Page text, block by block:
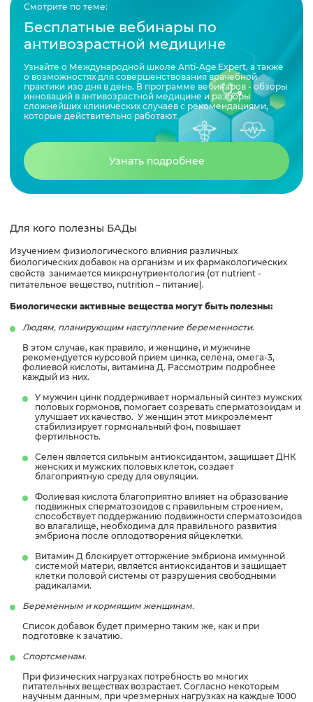
Смотрите по теме:
Бесплатные вебинары по
антивозрастной медицине
Узнайте о Международной школе Anti-Age Expert, а также
о возможностях для совершенствования врачебной
практики изо дня в день. В программе вебинаров - обзоры
инноваций в антивозрастной медицине и разборы
сложнейших клинических случаев с рекомендациями,
которые действительно работают.
Узнать подробнее
Для кого полезны БАДы
Изучением физиологического влияния различных
биологических добавок на организм и их фармакологических
свойств занимается микронутриентология (от nutrient -
питательное вещество, nutrition – питание).
Биологически активные вещества могут быть полезны:
Людям, планирующим наступление беременности.
В этом случае, как правило, и женщине, и мужчине
рекомендуется курсовой прием цинка, селена, омега-3,
фолиевой кислоты, витамина Д. Рассмотрим подробнее
каждый из них.
У мужчин цинк поддерживает нормальный синтез мужских
половых гормонов, помогает созревать сперматозоидам и
улучшает их качество. У женщин этот микроэлемент
стабилизирует гормональный фон, повышает
фертильность.
Селен является сильным антиоксидантом, защищает ДНК
женских и мужских половых клеток, создает
благоприятную среду для овуляции.
Фолиевая кислота благоприятно влияет на образование
подвижных сперматозоидов с правильным строением,
способствует поддержанию подвижности сперматозоидов
во влагалище, необходима для правильного развития
эмбриона после оплодотворения яйцеклетки.
Витамин Д блокирует отторжение эмбриона иммунной
системой матери, является антиоксидантов и защищает
клетки половой системы от разрушения свободными
радикалами.
Беременным и кормящим женщинам.
Список добавок будет примерно таким же, как и при
подготовке к зачатию.
Спортсменам.
При физических нагрузках потребность во многих
питательных веществах возрастает. Согласно некоторым
научным данным, при чрезмерных нагрузках на каждые 1000